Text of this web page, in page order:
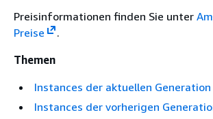
Preisinformationen finden Sie unter
Preise
.
Themen
Instances der aktuellen Generation
Instances der vorherigen